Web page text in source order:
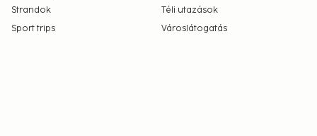
Strandok
Téli utazások
Sport trips
Városlátogatás